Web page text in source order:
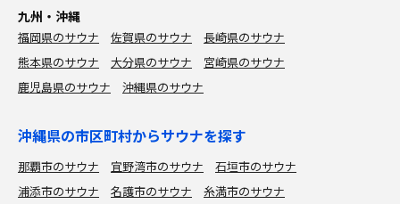
九州・沖縄
福岡県のサウナ 佐賀県のサウナ
長崎県のサウナ
熊本県のサウナ
大分県のサウナ
宮崎県のサウナ
鹿児島県のサウナ
沖縄県のサウナ
沖縄県の市区町村からサウナを探す
那覇市のサウナ 宜野湾市のサウナ
石垣市のサウナ
浦添市のサウナ
名護市のサウナ
糸満市のサウナ